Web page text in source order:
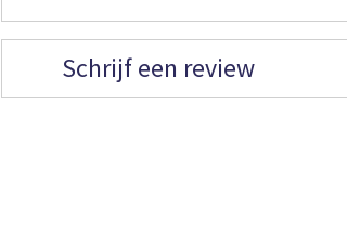
Schrijf een review